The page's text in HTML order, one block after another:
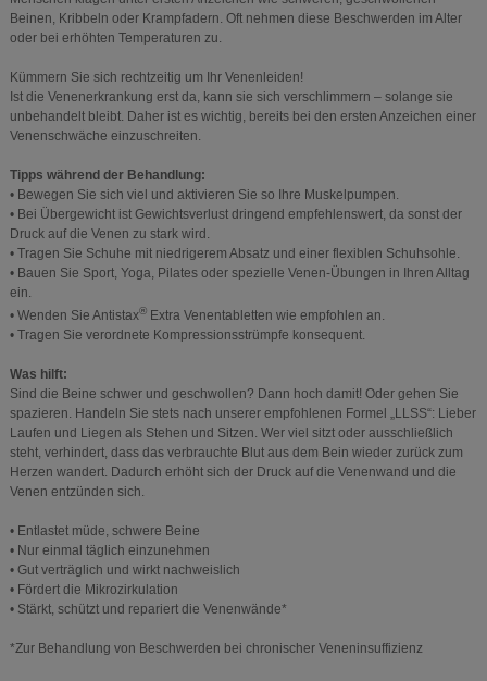
Beinen, Kribbeln oder Krampfadern. Oft nehmen diese Beschwerden im Alter
oder bei erhöhten Temperaturen zu.
Kümmern Sie sich rechtzeitig um Ihr Venenleiden!
Ist die Venenerkrankung erst da, kann sie sich verschlimmern – solange sie
unbehandelt bleibt. Daher ist es wichtig, bereits bei den ersten Anzeichen einer
Venenschwäche einzuschreiten.
Tipps während der Behandlung:
• Bewegen Sie sich viel und aktivieren Sie so Ihre Muskelpumpen.
• Bei Übergewicht ist Gewichtsverlust dringend empfehlenswert, da sonst der
Druck auf die Venen zu stark wird.
• Tragen Sie Schuhe mit niedrigerem Absatz und einer flexiblen Schuhsohle.
• Bauen Sie Sport, Yoga, Pilates oder spezielle Venen-Übungen in Ihren Alltag
ein.
• Wenden Sie Antistax® Extra Venentabletten wie empfohlen an.
• Tragen Sie verordnete Kompressionsstrümpfe konsequent.
Was hilft:
Sind die Beine schwer und geschwollen? Dann hoch damit! Oder gehen Sie
spazieren. Handeln Sie stets nach unserer empfohlenen Formel „LLSS“: Lieber
Laufen und Liegen als Stehen und Sitzen. Wer viel sitzt oder ausschließlich
steht, verhindert, dass das verbrauchte Blut aus dem Bein wieder zurück zum
Herzen wandert. Dadurch erhöht sich der Druck auf die Venenwand und die
Venen entzünden sich.
• Entlastet müde, schwere Beine
• Nur einmal täglich einzunehmen
• Gut verträglich und wirkt nachweislich
• Fördert die Mikrozirkulation
• Stärkt, schützt und repariert die Venenwände*
*Zur Behandlung von Beschwerden bei chronischer Veneninsuffizienz